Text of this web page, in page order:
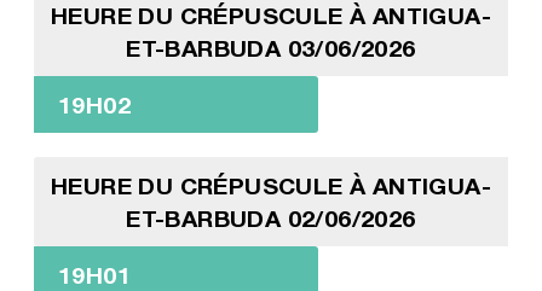
HEURE DU CRÉPUSCULE À ANTIGUA-
ET-BARBUDA 03/06/2026
19H02
HEURE DU CRÉPUSCULE À ANTIGUA-
ET-BARBUDA 02/06/2026
19H01